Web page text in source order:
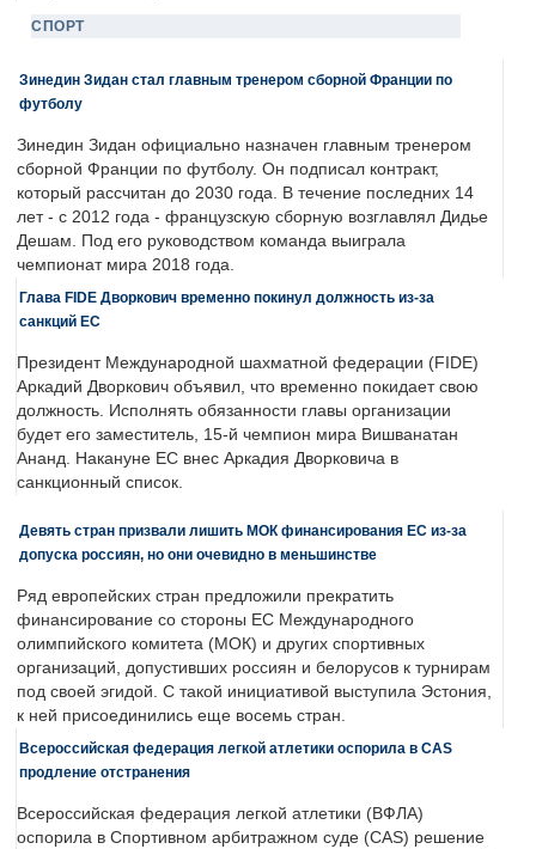
СПОРТ
Зинедин Зидан стал главным тренером сборной Франции по
футболу
Зинедин Зидан официально назначен главным тренером
сборной Франции по футболу. Он подписал контракт,
который рассчитан до 2030 года. В течение последних 14
лет - с 2012 года - французскую сборную возглавлял Дидье
Дешам. Под его руководством команда выиграла
чемпионат мира 2018 года.
Глава FIDE Дворкович временно покинул должность из-за
санкций ЕС
Президент Международной шахматной федерации (FIDE)
Аркадий Дворкович объявил, что временно покидает свою
должность. Исполнять обязанности главы организации
будет его заместитель, 15-й чемпион мира Вишванатан
Ананд. Накануне ЕС внес Аркадия Дворковича в
санкционный список.
Девять стран призвали лишить МОК финансирования ЕС из-за
допуска россиян, но они очевидно в меньшинстве
Ряд европейских стран предложили прекратить
финансирование со стороны ЕС Международного
олимпийского комитета (МОК) и других спортивных
организаций, допустивших россиян и белорусов к турнирам
под своей эгидой. С такой инициативой выступила Эстония,
к ней присоединились еще восемь стран.
Всероссийская федерация легкой атлетики оспорила в CAS
продление отстранения
Всероссийская федерация легкой атлетики (ВФЛА)
оспорила в Спортивном арбитражном суде (CAS) решение